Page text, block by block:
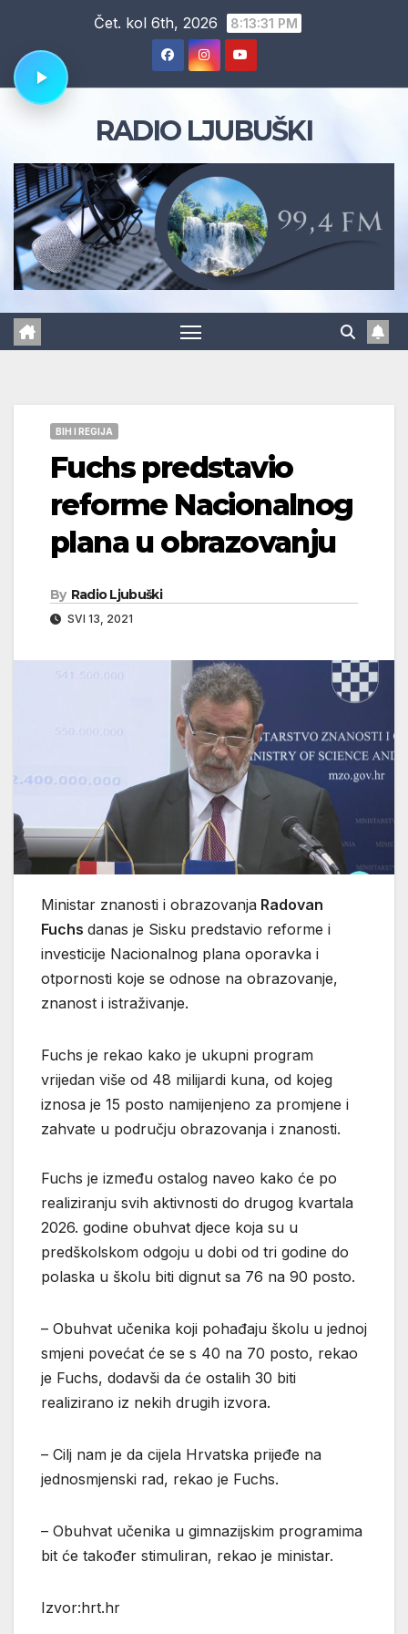
content
Čet. kol 6th, 2026 8:13:32 PM
RADIO LJUBUŠKI
BIH I REGIJA
Fuchs predstavio
reforme Nacionalnog
plana u obrazovanju
By Radio Ljubuški
SVI 13, 2021
Ministar znanosti i obrazovanja Radovan
Fuchs danas je Sisku predstavio reforme i
investicije Nacionalnog plana oporavka i
otpornosti koje se odnose na obrazovanje,
znanost i istraživanje.
Fuchs je rekao kako je ukupni program
vrijedan više od 48 milijardi kuna, od kojeg
iznosa je 15 posto namijenjeno za promjene i
zahvate u području obrazovanja i znanosti.
Fuchs je između ostalog naveo kako će po
realiziranju svih aktivnosti do drugog kvartala
2026. godine obuhvat djece koja su u
predškolskom odgoju u dobi od tri godine do
polaska u školu biti dignut sa 76 na 90 posto.
– Obuhvat učenika koji pohađaju školu u jednoj
smjeni povećat će se s 40 na 70 posto, rekao
je Fuchs, dodavši da će ostalih 30 biti
realizirano iz nekih drugih izvora.
– Cilj nam je da cijela Hrvatska prijeđe na
jednosmjenski rad, rekao je Fuchs.
– Obuhvat učenika u gimnazijskim programima
bit će također stimuliran, rekao je ministar.
Izvor:hrt.hr